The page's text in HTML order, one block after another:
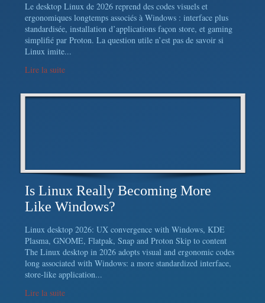
Le desktop Linux de 2026 reprend des codes visuels et
ergonomiques longtemps associés à Windows : interface plus
standardisée, installation d’applications façon store, et gaming
simplifié par Proton. La question utile n’est pas de savoir si
Linux imite...
Lire la suite
Is Linux Really Becoming More
Like Windows?
Linux desktop 2026: UX convergence with Windows, KDE
Plasma, GNOME, Flatpak, Snap and Proton Skip to content
The Linux desktop in 2026 adopts visual and ergonomic codes
long associated with Windows: a more standardized interface,
store-like application...
Lire la suite